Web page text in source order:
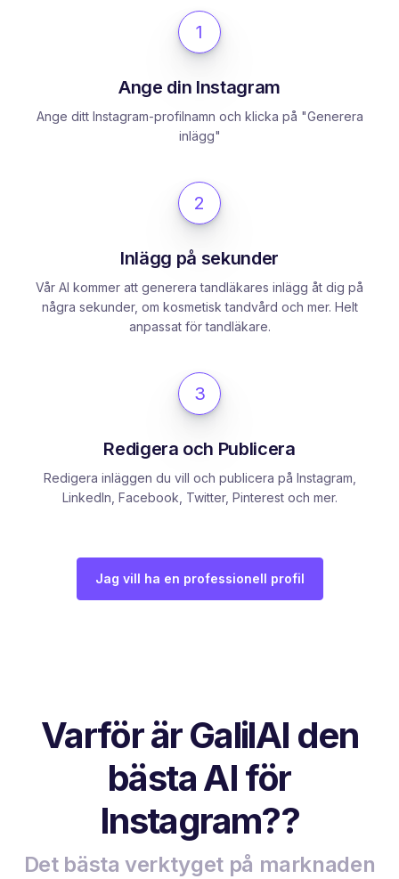
1
Ange din Instagram
Ange ditt Instagram-profilnamn och klicka på "Generera
inlägg"
2
Inlägg på sekunder
Vår AI kommer att generera tandläkares inlägg åt dig på
några sekunder, om kosmetisk tandvård och mer. Helt
anpassat för tandläkare.
3
Redigera och Publicera
Redigera inläggen du vill och publicera på Instagram,
LinkedIn, Facebook, Twitter, Pinterest och mer.
Jag vill ha en professionell profil
Varför är GalilAI den
bästa AI för
Instagram??
Det bästa verktyget på marknaden